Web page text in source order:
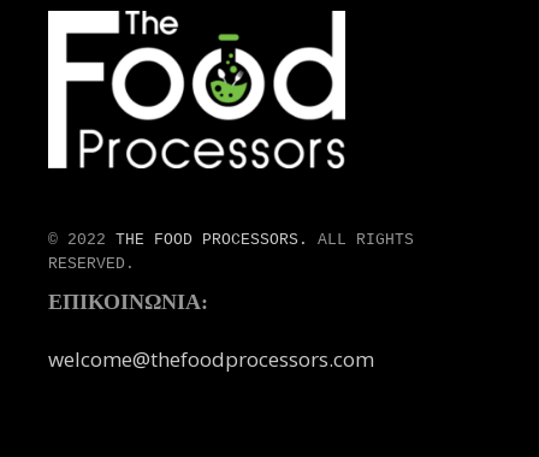
© 2022THE FOOD PROCESSORS.
ALL RIGHTS
RESERVED.
ΕΠΙΚΟΙΝΩΝΙΑ:
welcome@thefoodprocessors.com